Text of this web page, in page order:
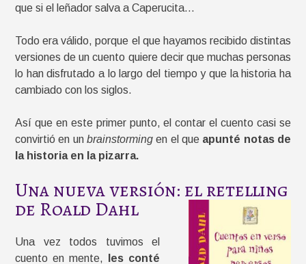
que si el leñador salva a Caperucita…
Todo era válido, porque el que hayamos recibido distintas
versiones de un cuento quiere decir que muchas personas
lo han disfrutado a lo largo del tiempo y que la historia ha
cambiado con los siglos.
Así que en este primer punto, el contar el cuento casi se
convirtió en un brainstorming en el que apunté notas de
la historia en la pizarra.
Una nueva versión: el retelling
de Roald Dahl
Una vez todos tuvimos el
cuento en mente,
les conté